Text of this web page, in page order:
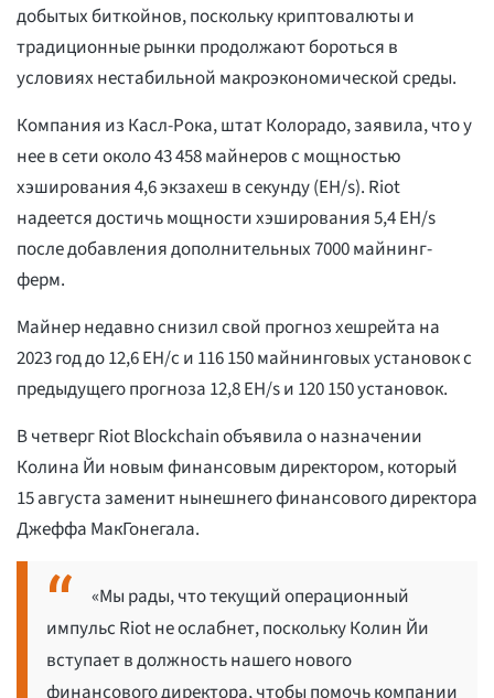
добытых биткойнов, поскольку криптовалюты и
традиционные рынки продолжают бороться в
условиях нестабильной макроэкономической среды.
Компания из Касл-Рока, штат Колорадо, заявила, что у
нее в сети около 43 458 майнеров с мощностью
хэширования 4,6 экзахеш в секунду (EH/s). Riot
надеется достичь мощности хэширования 5,4 EH/s
после добавления дополнительных 7000 майнинг-
ферм.
Майнер недавно снизил свой прогноз хешрейта на
2023 год до 12,6 EH/с и 116 150 майнинговых установок с
предыдущего прогноза 12,8 EH/s и 120 150 установок.
В четверг Riot Blockchain объявила о назначении
Колина Йи новым финансовым директором, который
15 августа заменит нынешнего финансового директора
Джеффа МакГонегала.
«Мы рады, что текущий операционный
импульс Riot не ослабнет, поскольку Колин Йи
вступает в должность нашего нового
финансового директора, чтобы помочь компании